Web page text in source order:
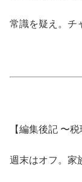
常識を疑え。チ
【編集後記 〜
週末はオフ。家